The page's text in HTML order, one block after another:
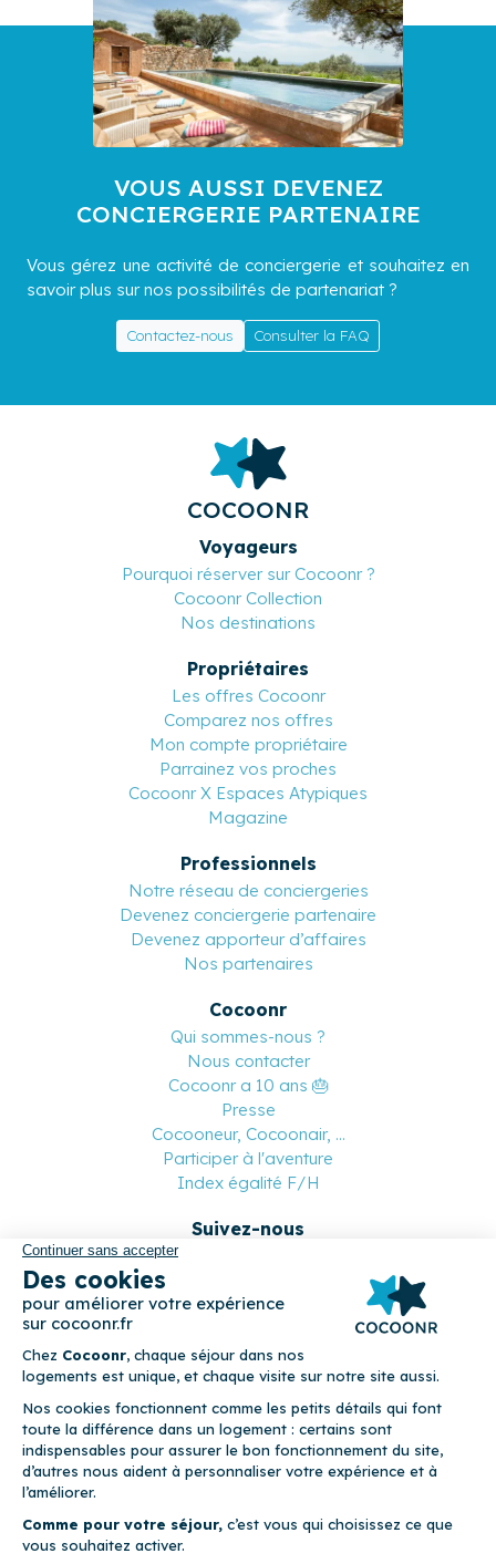
VOUS AUSSI DEVENEZ
CONCIERGERIE PARTENAIRE
Vous gérez une activité de conciergerie et souhaitez en
savoir plus sur nos possibilités de partenariat ?
Contactez-nous Consulter la FAQ
COCOONR
Voyageurs
Pourquoi réserver sur Cocoonr ?
Cocoonr Collection
Nos destinations
Propriétaires
Les offres Cocoonr
Comparez nos offres
Mon compte propriétaire
Parrainez vos proches
Cocoonr X Espaces Atypiques
Magazine
Professionnels
Notre réseau de conciergeries
Devenez conciergerie partenaire
Devenez apporteur d’affaires
Nos partenaires
Cocoonr
Qui sommes-nous ?
Nous contacter
Cocoonr a 10 ans 🎂
Presse
Cocooneur, Cocoonair, ...
Participer à l'aventure
Index égalité F/H
Suivez-nous
location–CGU – Politique de confidentialité–Politique de